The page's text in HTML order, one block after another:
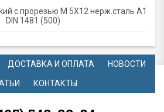
c прорезью M 5Х12 нерж.сталь A1
DIN 1481 (500)
ДОСТАВКА И ОПЛАТА НОВОСТИ
КОНТАКТЫ